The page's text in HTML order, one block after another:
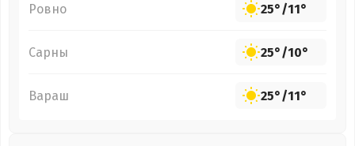
Ровно 25°/11°
Сарны 25°/10°
Вараш 25°/11°